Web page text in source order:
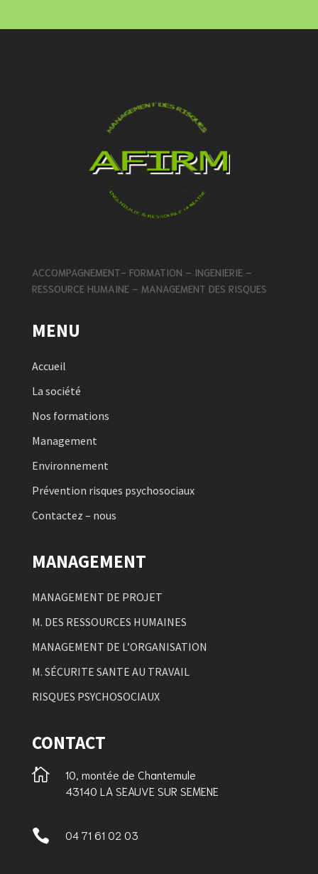
ACCOMPAGNEMENT- FORMATION – INGENIERIE –
RESSOURCE HUMAINE – MANAGEMENT DES RISQUES
MENU
Accueil
La société
Nos formations
Management
Environnement
Prévention risques psychosociaux
Contactez – nous
MANAGEMENT
MANAGEMENT DE PROJET
M. DES RESSOURCES HUMAINES
MANAGEMENT DE L’ORGANISATION
M. SÉCURITE SANTE AU TRAVAIL
RISQUES PSYCHOSOCIAUX
CONTACT

10, montée de Chantemule
43140 LA SEAUVE SUR SEMENE
 04 71 61 02 03